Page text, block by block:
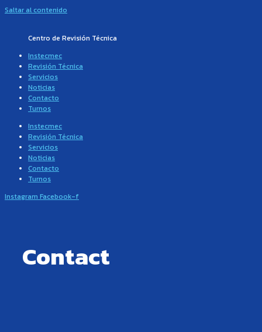
Saltar al contenido
Centro de Revisión Técnica
Instecmec
Revisión Técnica
Servicios
Noticias
Contacto
Turnos
Instecmec
Revisión Técnica
Servicios
Noticias
Contacto
Turnos
Instagram Facebook-f
Contact